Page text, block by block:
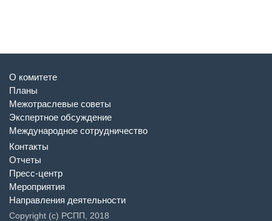
О комитете
Планы
Межотраслевые советы
Экспертное обсуждение
Международное сотрудничество
Контакты
Отчеты
Пресс-центр
Мероприятия
Направления деятельности
Copyright (c) РСПП, 2018